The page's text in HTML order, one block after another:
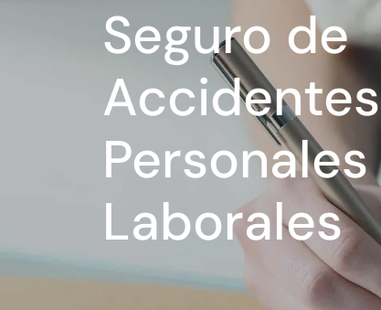
Seguro de
Accidentes
Personales
Laborales